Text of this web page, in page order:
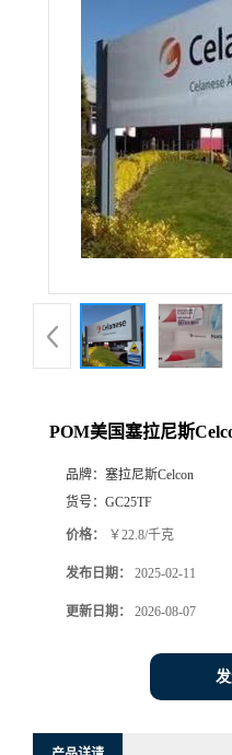
POM美国塞拉尼斯
品牌： 塞拉尼斯Celcon
货号： GC25TF
价格： ￥22.8/千克
发布日期： 2025-02-11
更新日期： 2026-08-07